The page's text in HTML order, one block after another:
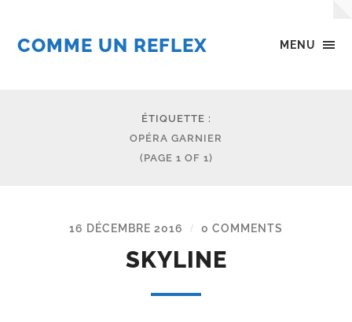
MENU
COMME UN REFLEX
ÉTIQUETTE :
OPÉRA GARNIER
(PAGE 1 OF 1)
16 DÉCEMBRE 2016 / 0 COMMENTS
SKYLINE